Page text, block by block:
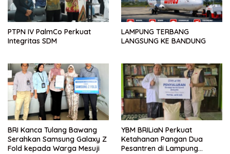
PTPN IV PalmCo Perkuat
Integritas SDM
LAMPUNG TERBANG
LANGSUNG KE BANDUNG
BRI Kanca Tulang Bawang
Serahkan Samsung Galaxy Z
Fold kepada Warga Mesuji
YBM BRILiaN Perkuat
Ketahanan Pangan Dua
Pesantren di Lampung